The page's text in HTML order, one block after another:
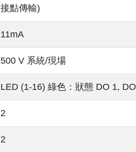
接點傳輸)
11mA
500 V 系統/現場
LED (1-16) 綠色：狀態 DO 1,
2
2